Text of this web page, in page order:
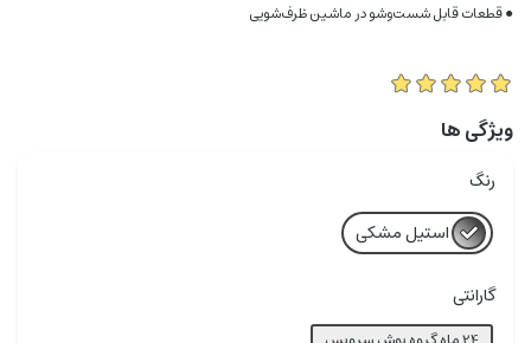
● قطعات قابل شست‌وشو در ماشین ظرف‌شویی
ویژگی ها
رنگ
استیل مشکی
گارانتی